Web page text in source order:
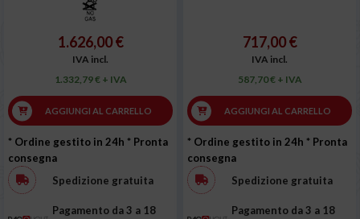
1.626,00 €
IVA incl.
1.332,79 € + IVA
AGGIUNGI AL CARRELLO
* Ordine gestito in 24h * Pronta
consegna
Spedizione gratuita
Pagamento da 3 a 18
717,00 €
IVA incl.
587,70 € + IVA
AGGIUNGI AL CARRELLO
* Ordine gestito in 24h * Pronta
consegna
Spedizione gratuita
Pagamento da 3 a 18